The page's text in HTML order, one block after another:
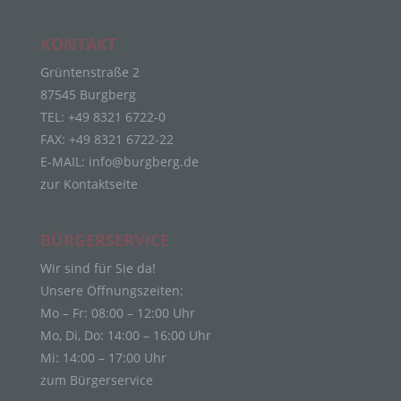
KONTAKT
Grüntenstraße 2
87545 Burgberg
TEL: +49 8321 6722-0
FAX: +49 8321 6722-22
E-MAIL: info@burgberg.de
zur Kontaktseite
BÜRGERSERVICE
Wir sind für Sie da!
Unsere Öffnungszeiten:
Mo – Fr: 08:00 – 12:00 Uhr
Mo, Di, Do: 14:00 – 16:00 Uhr
Mi: 14:00 – 17:00 Uhr
zum Bürgerservice
natürliche Person (im Folgenden „betroffene
Person") beziehen. Als identifizierbar wird eine
indirekt, insbesondere mittels Zuordnung zu einer
Kennung wie einem Namen, zu einer
Kennnummer, zu Standortdaten, zu einer Online-
Kennung oder zu einem oder mehreren
besonderen Merkmalen, die Ausdruck der
physischen, physiologischen, genetischen,
identifiziert werden kann.
b) betroffene Person
Betroffene Person ist jede identifizierte oder
personenbezogene Daten von dem für die
Verarbeitung Verantwortlichen verarbeitet werden.
c) Verarbeitung